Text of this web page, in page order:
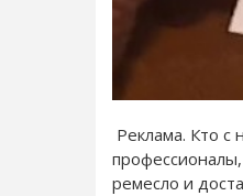
Реклама. Кто с
ремесло и